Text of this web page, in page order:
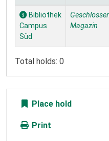
Holdings
Bibliothek
Campus
Süd
Magazin
Total holds: 0
Place hold
Print